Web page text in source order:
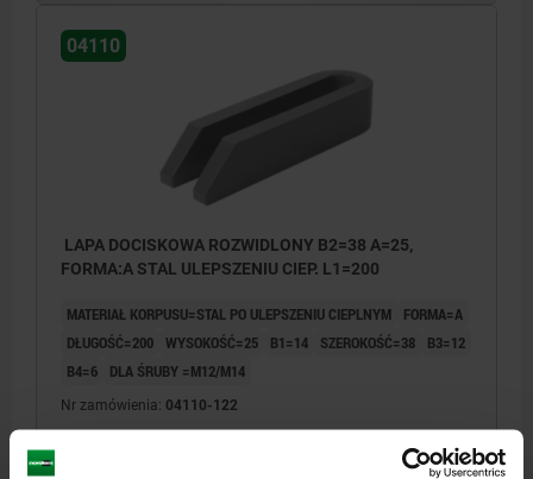
04110
LAPA DOCISKOWA ROZWIDLONY B2=38 A=25,
FORMA:A STAL ULEPSZENIU CIEP. L1=200
MATERIAŁ KORPUSU=STAL PO ULEPSZENIU CIEPLNYM
FORMA=A
DŁUGOŚĆ=200 WYSOKOŚĆ=25 B1=14 SZEROKOŚĆ=38
B3=12
B4=6
DLA ŚRUBY =M12/M14
Nr zamówienia: 04110-122